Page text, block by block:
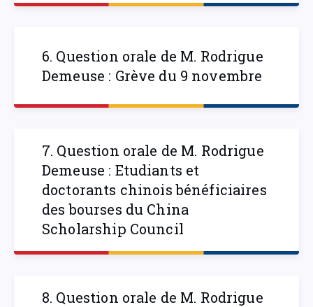
6. Question orale de M. Rodrigue
Demeuse : Grève du 9 novembre
7. Question orale de M. Rodrigue
Demeuse : Etudiants et
doctorants chinois bénéficiaires
des bourses du China
Scholarship Council
8. Question orale de M. Rodrigue